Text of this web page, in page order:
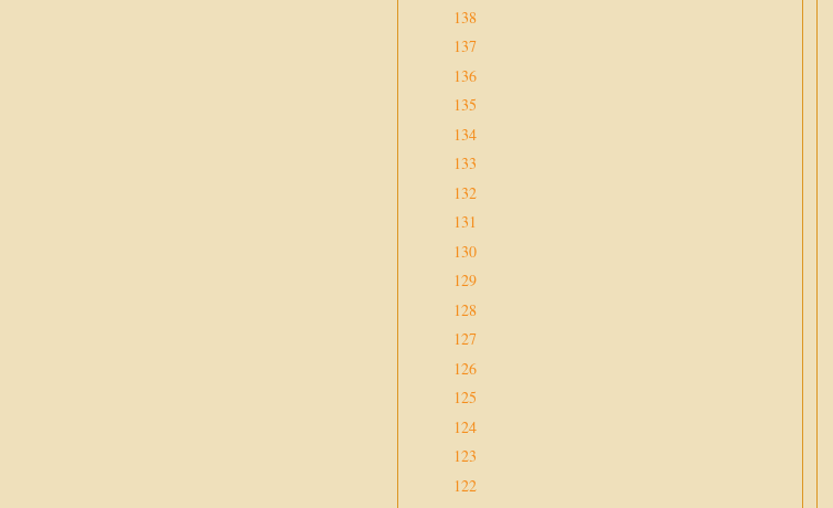
138
137
136
135
134
133
132
131
130
129
128
127
126
125
124
123
122